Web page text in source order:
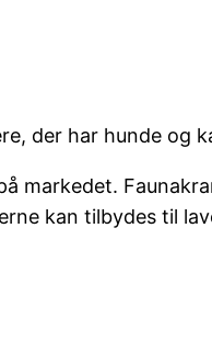
der har hunde og
markedet.
kan tilbydes til